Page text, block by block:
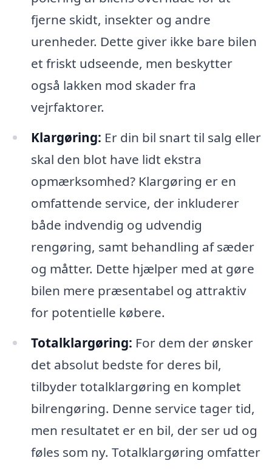
fjerne skidt, insekter og andre
urenheder. Dette giver ikke bare bilen
et friskt udseende, men beskytter
også lakken mod skader fra
vejrfaktorer.
Klargøring: Er din bil snart til salg eller
skal den blot have lidt ekstra
opmærksomhed? Klargøring er en
omfattende service, der inkluderer
både indvendig og udvendig
rengøring, samt behandling af sæder
og måtter. Dette hjælper med at gøre
bilen mere præsentabel og attraktiv
for potentielle købere.
Totalklargøring: For dem der ønsker
det absolut bedste for deres bil,
tilbyder totalklargøring en komplet
bilrengøring. Denne service tager tid,
men resultatet er en bil, der ser ud og
føles som ny. Totalklargøring omfatter